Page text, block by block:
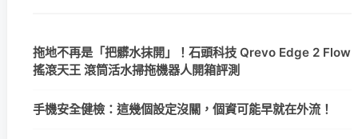
拖地不再是「把髒水抹開」！石頭科技 Qrevo Edge 2 Flow
搖滾天王 滾筒活水掃拖機器人開箱評測
手機安全健檢：這幾個設定沒關，個資可能早就在外流！